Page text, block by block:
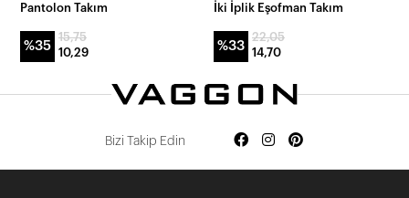
Pantolon Takım
%35
15,75
10,29
İki İplik Eşofman Takım
%33
22,05
14,70
Bizi Takip Edin